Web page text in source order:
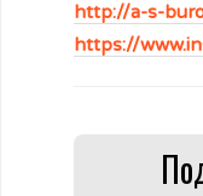
http://a-s-
https://